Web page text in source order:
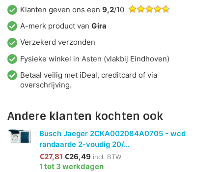
Klanten geven ons een 9,2/10
A-merk product van Gira
Verzekerd verzonden
Fysieke winkel in Asten (vlakbij Eindhoven)
Betaal veilig met iDeal, creditcard of via
overschrijving.
Andere klanten kochten ook
Busch Jaeger 2CKA002084A0705 - wcd
randaarde 2-voudig 20/...
€27,81€26,49 incl. BTW
1 tot 3 werkdagen